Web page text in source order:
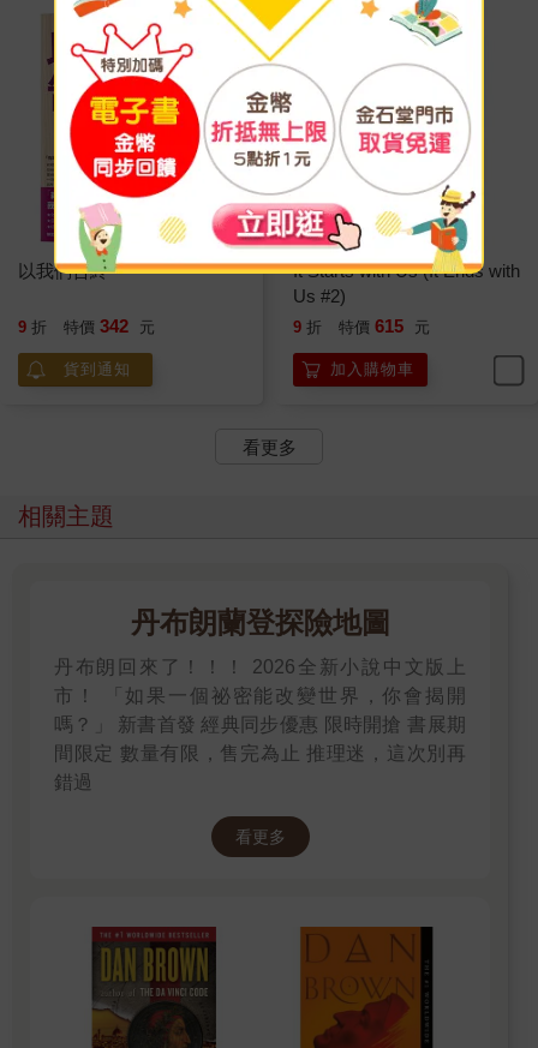
以我們告終
9 折 特價 342 元
貨到通知
It Starts with Us (It Ends with
Us #2)
9 折 特價 615 元
加入購物車
看更多
相關主題
丹布朗蘭登探險地圖
丹布朗回來了！！！ 2026全新小說中文版上
市！ 「如果一個祕密能改變世界，你會揭開
嗎？」 新書首發 經典同步優惠 限時開搶 書展期
間限定 數量有限，售完為止 推理迷，這次別再
錯過
看更多